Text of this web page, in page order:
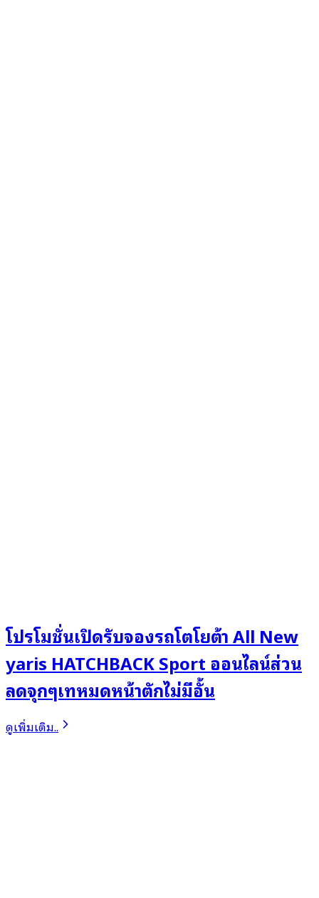
โปรโมชั่นเปิดรับจองรถโตโยต้า All New
yaris HATCHBACK Sport ออนไลน์ส่วน
ลดจุกๆเทหมดหน้าตักไม่มีอั้น
ดูเพิ่มเติม..